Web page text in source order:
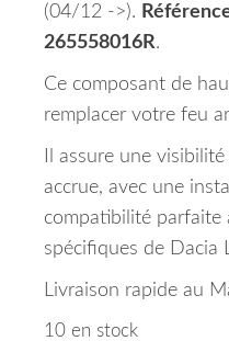
(04/12 ->).
265558016R.
Ce composant de
remplacer votre feu
Il assure une
accrue, avec une
compatibilité parfaite
spécifiques de Dacia
Livraison rapide au
10 en stock